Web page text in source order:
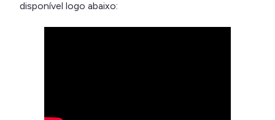
disponível logo abaixo: